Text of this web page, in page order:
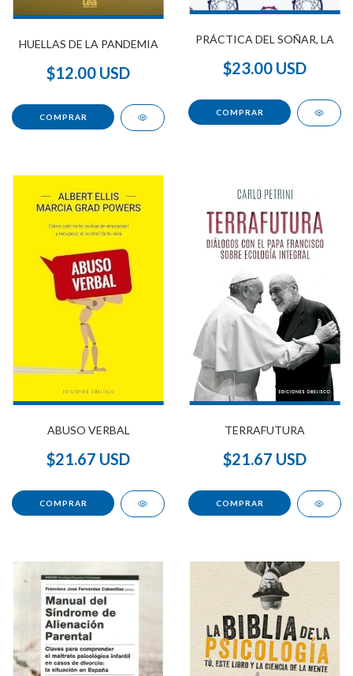
HUELLAS DE LA PANDEMIA
$12.00 USD
PRÁCTICA DEL SOÑAR, LA
$23.00 USD
ABUSO VERBAL
$21.67 USD
TERRAFUTURA
$21.67 USD